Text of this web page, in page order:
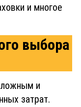
и многое
выбора
и
затрат.